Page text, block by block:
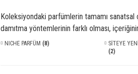
Koleksiyondaki parfümlerin tamamı sanatsal
damıtma yöntemlerinin farklı olması,
NICHE PARFÜM (8)
SİTEYE
(2)